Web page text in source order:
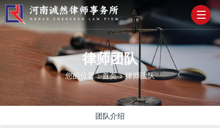
律师团队
您的位置：首页>律师团队
团队介绍